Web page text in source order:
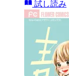
試し読み